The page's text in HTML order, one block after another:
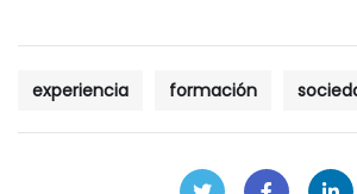
experiencia formación